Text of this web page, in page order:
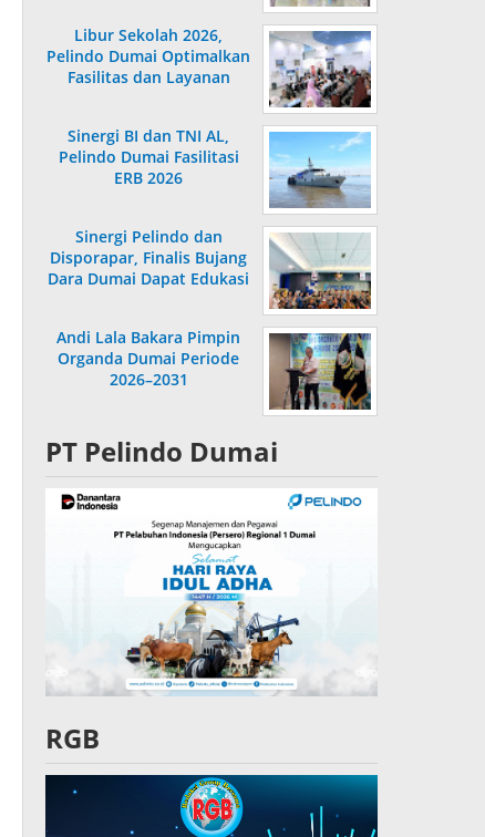
Libur Sekolah 2026,
Pelindo Dumai Optimalkan
Fasilitas dan Layanan
Sinergi BI dan TNI AL,
Pelindo Dumai Fasilitasi
ERB 2026
Sinergi Pelindo dan
Disporapar, Finalis Bujang
Dara Dumai Dapat Edukasi
Andi Lala Bakara Pimpin
Organda Dumai Periode
2026–2031
PT Pelindo Dumai
RGB